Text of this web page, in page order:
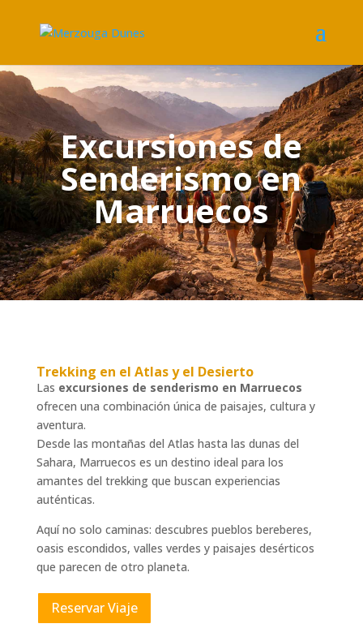
Excursiones de
Senderismo en
Marruecos
Trekking en el Atlas y el Desierto
Las excursiones de senderismo en Marruecos
ofrecen una combinación única de paisajes, cultura y
aventura.
Desde las montañas del Atlas hasta las dunas del
Sahara, Marruecos es un destino ideal para los
amantes del trekking que buscan experiencias
auténticas.
Aquí no solo caminas: descubres pueblos bereberes,
oasis escondidos, valles verdes y paisajes desérticos
que parecen de otro planeta.
Reservar Viaje